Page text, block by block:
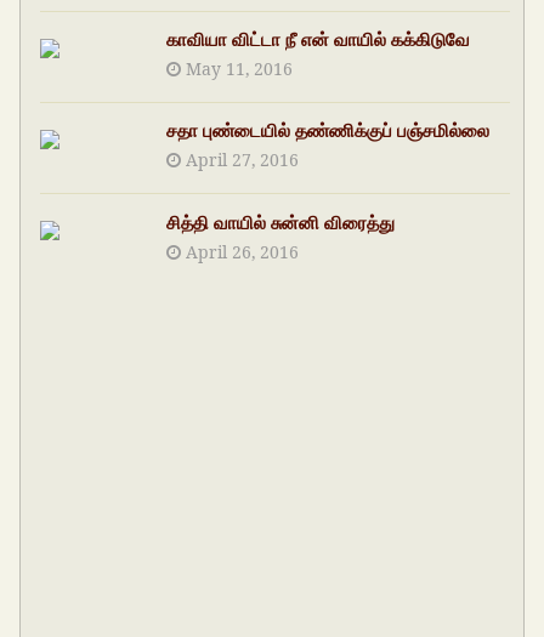
காவியா விட்டா நீ என் வாயில் கக்கிடுவே
May 11, 2016
சதா புண்டையில் தண்ணிக்குப் பஞ்சமில்லை
April 27, 2016
சித்தி வாயில் சுன்னி விரைத்து
April 26, 2016